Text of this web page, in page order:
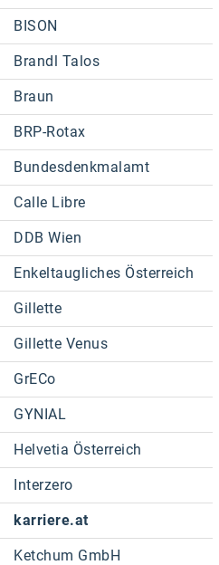
BISON
Brandl Talos
Braun
BRP-Rotax
Bundesdenkmalamt
Calle Libre
DDB Wien
Enkeltaugliches Österreich
Gillette
Gillette Venus
GrECo
GYNIAL
Helvetia Österreich
Interzero
karriere.at
Ketchum GmbH